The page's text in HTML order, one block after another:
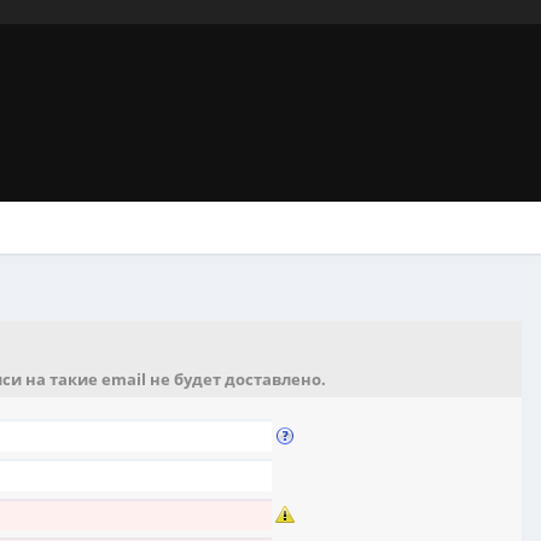
на такие email не будет доставлено.